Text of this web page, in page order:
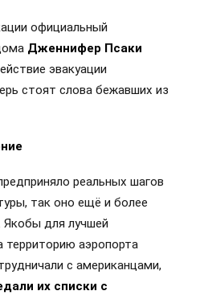
официальный
Дженнифер Псаки
эвакуации
стоят слова бежавших из
реальных шагов
так оно ещё и более
Якобы для лучшей
территорию аэропорта
с американцами,
их списки с